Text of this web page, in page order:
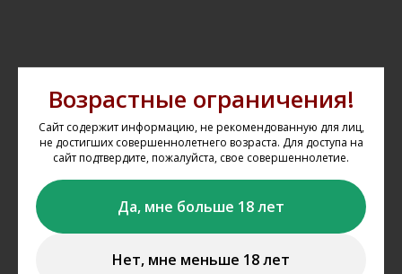
Возрастные ограничения!
Сайт содержит информацию, не рекомендованную для лиц,
не достигших совершеннолетнего возраста. Для доступа на
сайт подтвердите, пожалуйста, свое совершеннолетие.
Да, мне больше 18 лет
Нет, мне меньше 18 лет
сайте?
Мы не осуществляем дистанционную
продажу и доставку алкогольной и
табачной продукции. Вы можете
забронировать представленную на
сайте продукциюwww.gal-vin.ru